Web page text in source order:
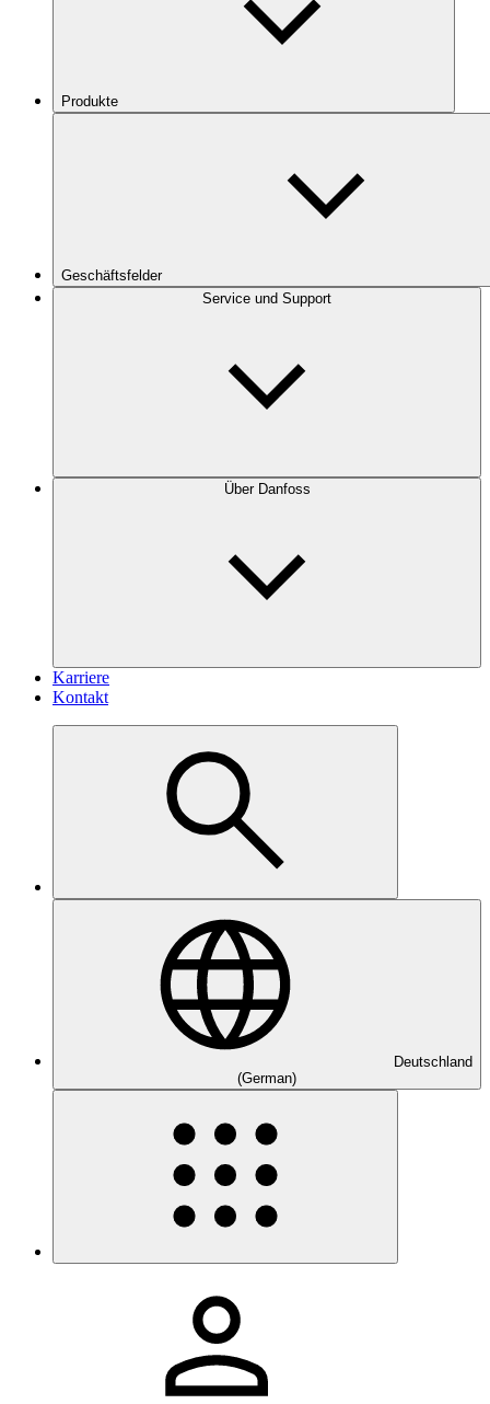
Produkte
Geschäftsfelder
Service und Support
Über Danfoss
Karriere
Kontakt
Deutschland
(German)